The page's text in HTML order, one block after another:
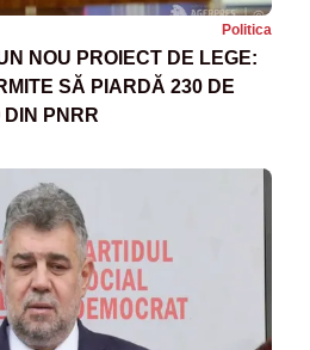
Politica
NOU PROIECT DE LEGE:
SĂ PIARDĂ 230 DE
DIN PNRR